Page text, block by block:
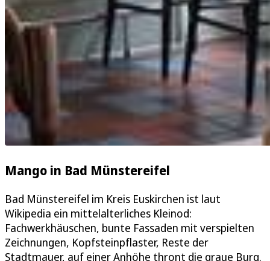
Mango in Bad Münstereifel
Bad Münstereifel im Kreis Euskirchen ist laut
Wikipedia ein mittelalterliches Kleinod:
Fachwerkhäuschen, bunte Fassaden mit verspielten
Zeichnungen, Kopfsteinpflaster, Reste der
Stadtmauer, auf einer Anhöhe thront die graue Burg.